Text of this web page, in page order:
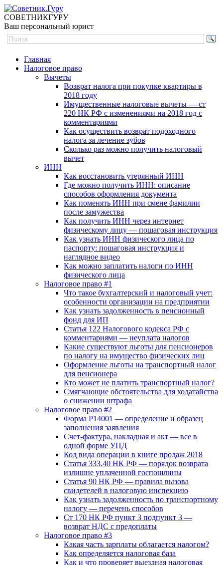
СОВЕТНИКГУРУ
Ваш персональный юрист
Главная
Налоговое право
Вычеты
Возврат налога при покупке квартиры в
2018 году
Имущественные налоговые вычеты — ст
220 НК РФ с изменениями на 2018 год с
комментариями
Как осуществить возврат подоходного
налога за лечение зубов
Сколько раз можно получить налоговый
вычет
ИНН
Как восстановить утерянный ИНН
Где можно получить ИНН: описание
способов оформления документа
Как поменять ИНН при смене фамилии
после замужества
Как получить ИНН через интернет
физическому лицу — пошаговая инструкция
Как узнать ИНН физического лица по
паспорту: пошаговая инструкция и
наглядное видео
Как можно заплатить налоги по ИНН
физического лица
Налоговое право #1
Что такое бухгалтерский и налоговый учет:
особенности организации на предприятии
Как узнать задолженность в пенсионный
фонд для ИП
Статья 122 Налогового кодекса РФ с
комментариями — неуплата налогов
Какие существуют льготы для пенсионеров
по налогу на имущество физических лиц
Оформление льготы на транспортный налог
для пенсионера
Кто может не платить транспортный налог?
Смягчающие обстоятельства для ходатайства
о снижении штрафа
Налоговое право #2
Форма Р14001 — определение и образец
заполнения заявления
Счет-фактура, накладная и акт — все в
одной форме УПД
Код вида операции в книге продаж 2018
Статья 333.40 НК РФ — порядок возврата
излишне уплаченной госпошлины
Статья 90 НК РФ — правила вызова
свидетелей в налоговую инспекцию
Как узнать задолженность по транспортному
налогу — перечень способов
Ст 170 НК РФ пункт 3 подпункт 3 —
возврат НДС с предоплаты
Налоговое право #3
Какая часть зарплаты облагается налогом?
Как определяется налоговая база
Как и что проверяет выездная налоговая